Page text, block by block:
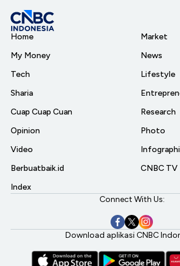
Home
My Money
Tech
Sharia
Cuap Cuap Cuan
Opinion
Video
Berbuatbaik.id
Index
Market
News
Lifestyle
Research
Photo
CNBC TV
Connect With Us:
Download aplikasi CNBC